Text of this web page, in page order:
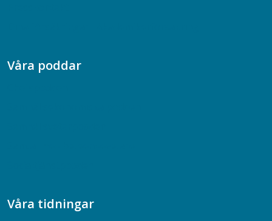
Våra poddar
Våra tidningar